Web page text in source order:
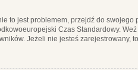
to jest problemem, przejdź do swojego
Czas Standardowy.
Jeżeli nie jesteś zarejestrowany,